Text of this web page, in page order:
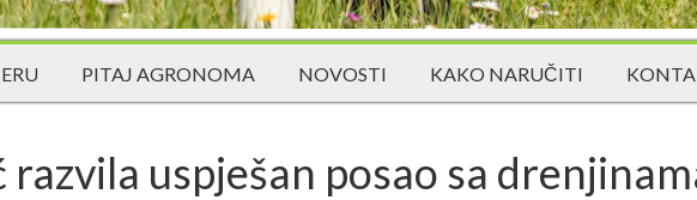
PITAJ AGRONOMA NOVOSTI KAKO NARUČITI
razvila uspješan posao sa